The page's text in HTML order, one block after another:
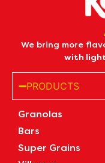
We bring more
with
PRODUCTS
Granolas
Bars
Super Grains